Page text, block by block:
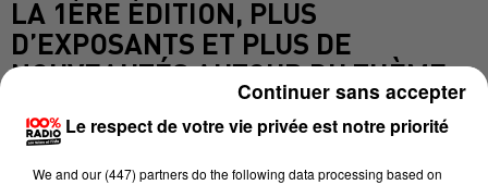
LA 1ÈRE ÉDITION, PLUS
D’EXPOSANTS ET PLUS DE
NOUVEAUTÉS AUTOUR DU THÈME
FÉDÉRATEUR : L’OLYMPISME.
TOUT AU LONG DU W.K CERTAINS
Le respect de votre vie privée est notre priorité
We and our (447) partnersdo the following data processing based on
Continuer sans accepter